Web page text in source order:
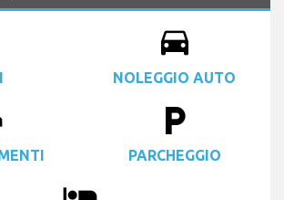
Moscow Domodedovo
drive_eta
local_parking